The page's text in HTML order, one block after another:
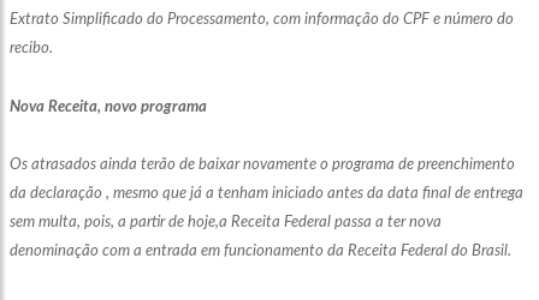
Extrato Simplificado do Processamento, com informação do CPF e número do
recibo.
Nova Receita, novo programa
Os atrasados ainda terão de baixar novamente o programa de preenchimento
da declaração , mesmo que já a tenham iniciado antes da data final de entrega
sem multa, pois, a partir de hoje,a Receita Federal passa a ter nova
denominação com a entrada em funcionamento da Receita Federal do Brasil.